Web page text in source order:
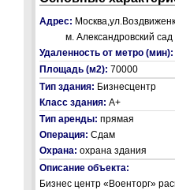
Адрес:
м. Александровский сад
Удаленность от метро (мин):
Площадь (м2): 70000
Тип здания: Бизнесцентр
Класс здания: А+
Тип аренды: прямая
Операция: Сдам
Охрана: охрана здания
Описание объекта:
Бизнес центр «Военторг»